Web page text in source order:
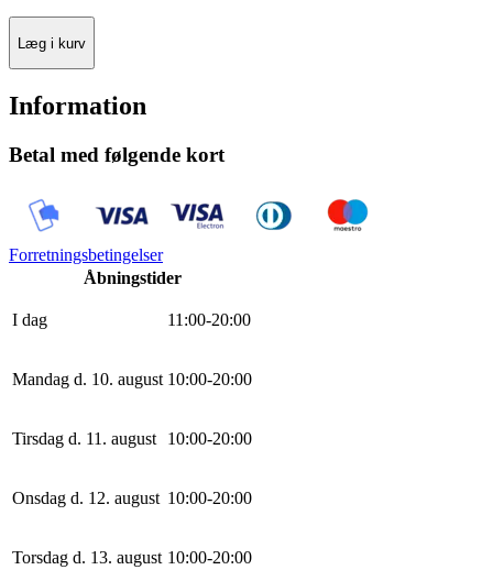
Læg i kurv
Information
Betal med følgende kort
Forretningsbetingelser
Åbningstider
I dag 11 :00-20:00
Mandag d. 10. august 10:00-20:00
Tirsdag d. 11. august 10:00-20:00
Onsdag d. 12. august 10:00-20:00
Torsdag d. 13. august 10:00-20:00